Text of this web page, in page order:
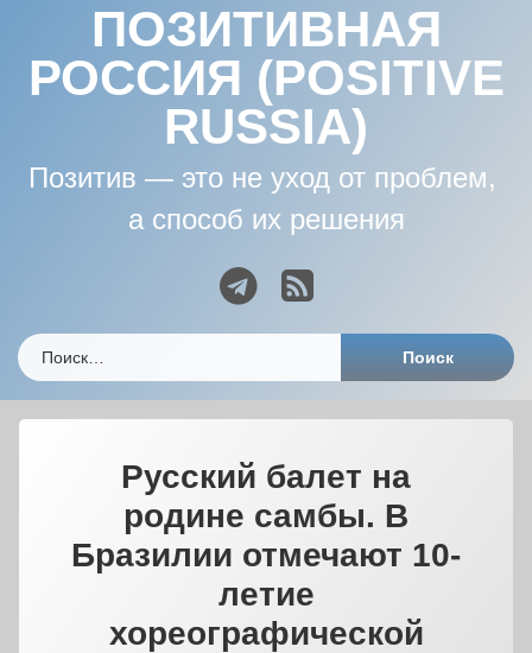
ПОЗИТИВНАЯ
РОССИЯ (POSITIVE
RUSSIA)
Позитив — это не уход от проблем,
а способ их решения
Telegram
RSS
Русский балет на
родине самбы. В
Бразилии отмечают 10-
летие
хореографической